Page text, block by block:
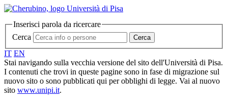
Inserisci parola da ricercare
Cerca
Cerca
IT EN
Stai navigando sulla vecchia versione del sito dell'Università di Pisa.
I contenuti che trovi in queste pagine sono in fase di migrazione sul
nuovo sito o sono pubblicati qui per obblighi di legge. Vai al nuovo
sito www.unipi.it.